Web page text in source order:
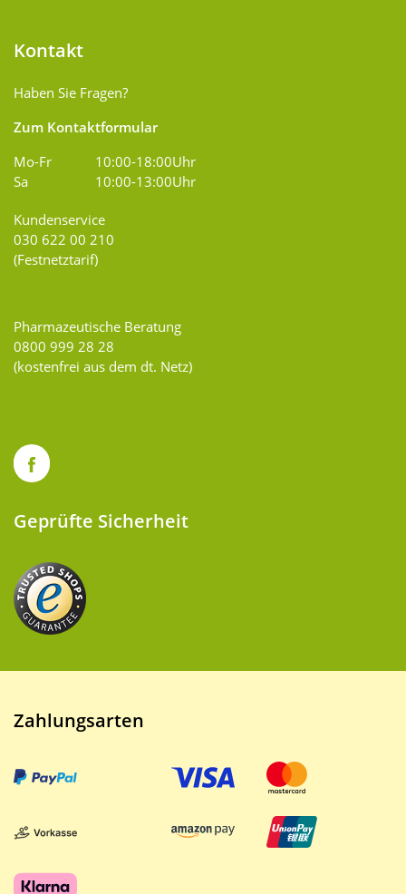
Kontakt
Haben Sie Fragen?
Zum Kontaktformular
Mo-Fr
10:00-18:00Uhr
Sa
10:00-13:00Uhr
Kundenservice
030 622 00 210
(Festnetztarif)
Pharmazeutische Beratung
0800 999 28 28
(kostenfrei aus dem dt. Netz)
Geprüfte Sicherheit
Zahlungsarten